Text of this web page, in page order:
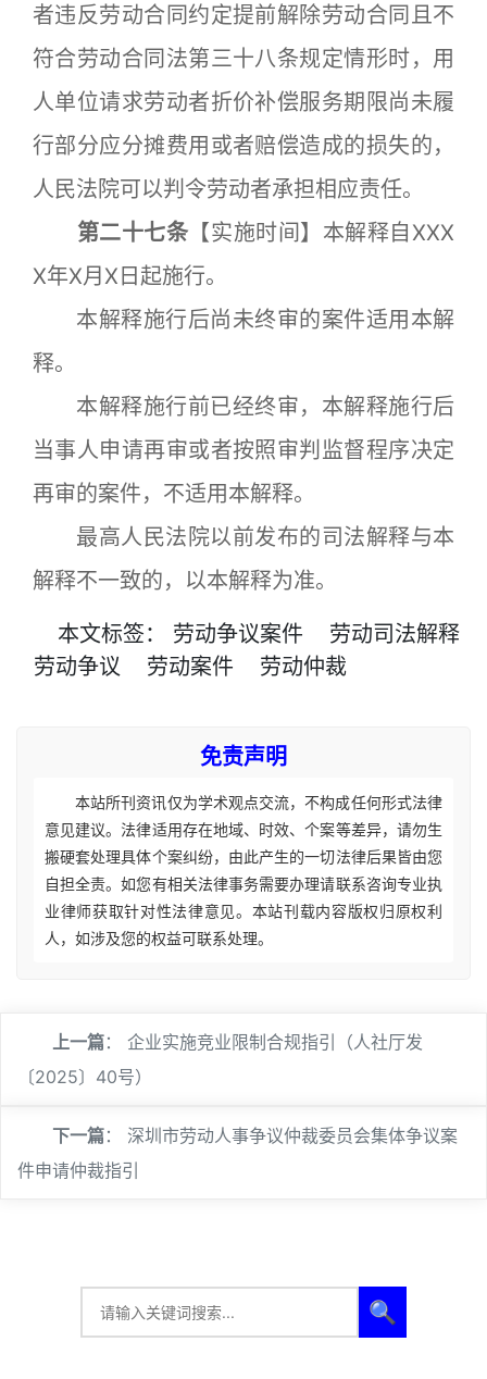
者违反劳动合同约定提前解除劳动合同且不
符合劳动合同法第三十八条规定情形时，用
人单位请求劳动者折价补偿服务期限尚未履
行部分应分摊费用或者赔偿造成的损失的，
人民法院可以判令劳动者承担相应责任。
第二十七条 【实施时间】本解释自XXX
X年X月X日起施行。
本解释施行后尚未终审的案件适用本解
释。
本解释施行前已经终审，本解释施行后
当事人申请再审或者按照审判监督程序决定
再审的案件，不适用本解释。
最高人民法院以前发布的司法解释与本
解释不一致的，以本解释为准。
本文标签： 劳动争议案件
劳动司法解释
劳动争议
劳动案件 劳动仲裁
免责声明
本站所刊资讯仅为学术观点交流，不构成任何形式法律
意见建议。法律适用存在地域、时效、个案等差异，请勿生
搬硬套处理具体个案纠纷，由此产生的一切法律后果皆由您
自担全责。如您有相关法律事务需要办理请联系咨询专业执
业律师获取针对性法律意见。本站刊载内容版权归原权利
人，如涉及您的权益可联系处理。
上一篇： 企业实施竞业限制合规指引（人社厅发
〔2025〕40号）
下一篇： 深圳市劳动人事争议仲裁委员会集体争议案
件申请仲裁指引
🔍